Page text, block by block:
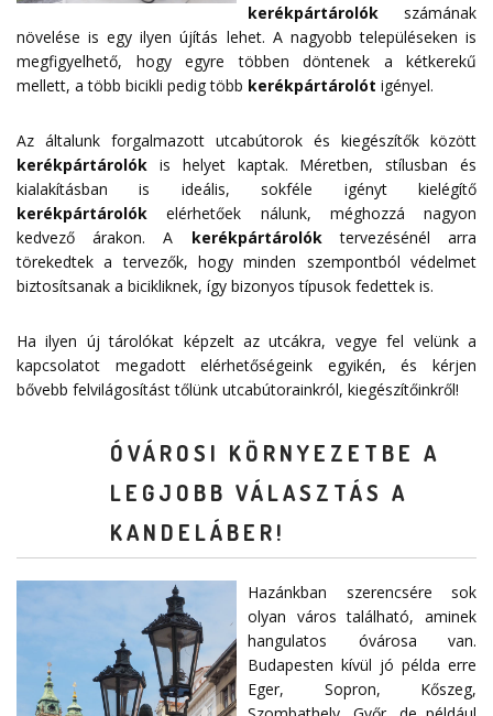
kerékpártárolók számának
növelése is egy ilyen újítás lehet. A nagyobb településeken is
megfigyelhető, hogy egyre többen döntenek a kétkerekű
mellett, a több bicikli pedig több kerékpártárolót igényel.
Az általunk forgalmazott utcabútorok és kiegészítők között
kerékpártárolók is helyet kaptak. Méretben, stílusban és
kialakításban is ideális, sokféle igényt kielégítő
kerékpártárolók elérhetőek nálunk, méghozzá nagyon
kedvező árakon. A kerékpártárolóktervezésénél arra
törekedtek a tervezők, hogy minden szempontból védelmet
biztosítsanak a bicikliknek, így bizonyos típusok fedettek is.
Ha ilyen új tárolókat képzelt az utcákra, vegye fel velünk a
kapcsolatot megadottelérhetőségeink egyikén, és kérjen
bővebb felvilágosítást tőlünk utcabútorainkról, kiegészítőinkről!
ÓVÁROSI KÖRNYEZETBE A
LEGJOBB VÁLASZTÁS A
KANDELÁBER!
Hazánkban szerencsére sok
olyan város található, aminek
hangulatos óvárosa van.
Budapesten kívül jó példa erre
Eger, Sopron, Kőszeg,